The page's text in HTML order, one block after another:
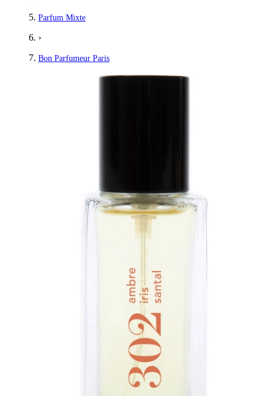
Parfum Mixte
›
Bon Parfumeur Paris